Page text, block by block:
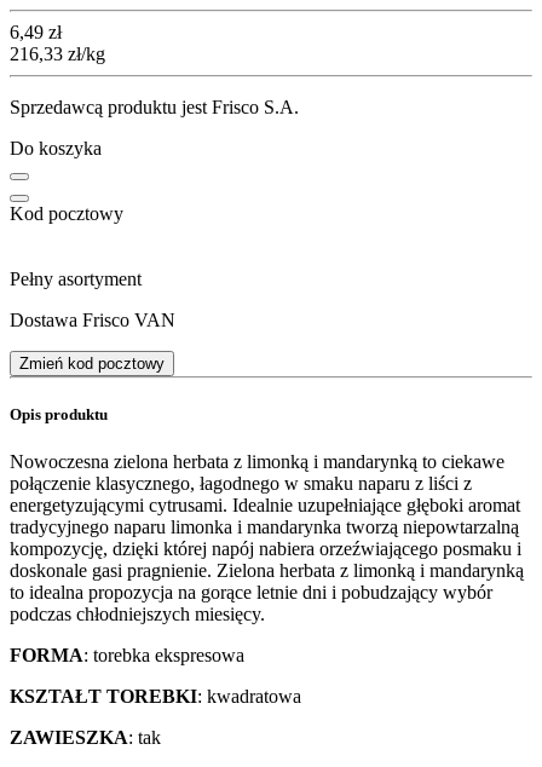
Cena
6,49 zł
216,33 zł/kg
Sprzedawcą produktu jest Frisco S.A.
Do koszyka
Kod pocztowy
Pełny asortyment
Dostawa Frisco VAN
Zmień kod pocztowy
Opis produktu
Nowoczesna zielona herbata z limonką i mandarynką to ciekawe
połączenie klasycznego, łagodnego w smaku naparu z liści z
energetyzującymi cytrusami. Idealnie uzupełniające głęboki aromat
tradycyjnego naparu limonka i mandarynka tworzą niepowtarzalną
kompozycję, dzięki której napój nabiera orzeźwiającego posmaku i
doskonale gasi pragnienie. Zielona herbata z limonką i mandarynką
to idealna propozycja na gorące letnie dni i pobudzający wybór
podczas chłodniejszych miesięcy.
FORMA: torebka ekspresowa
KSZTAŁT TOREBKI: kwadratowa
ZAWIESZKA: tak